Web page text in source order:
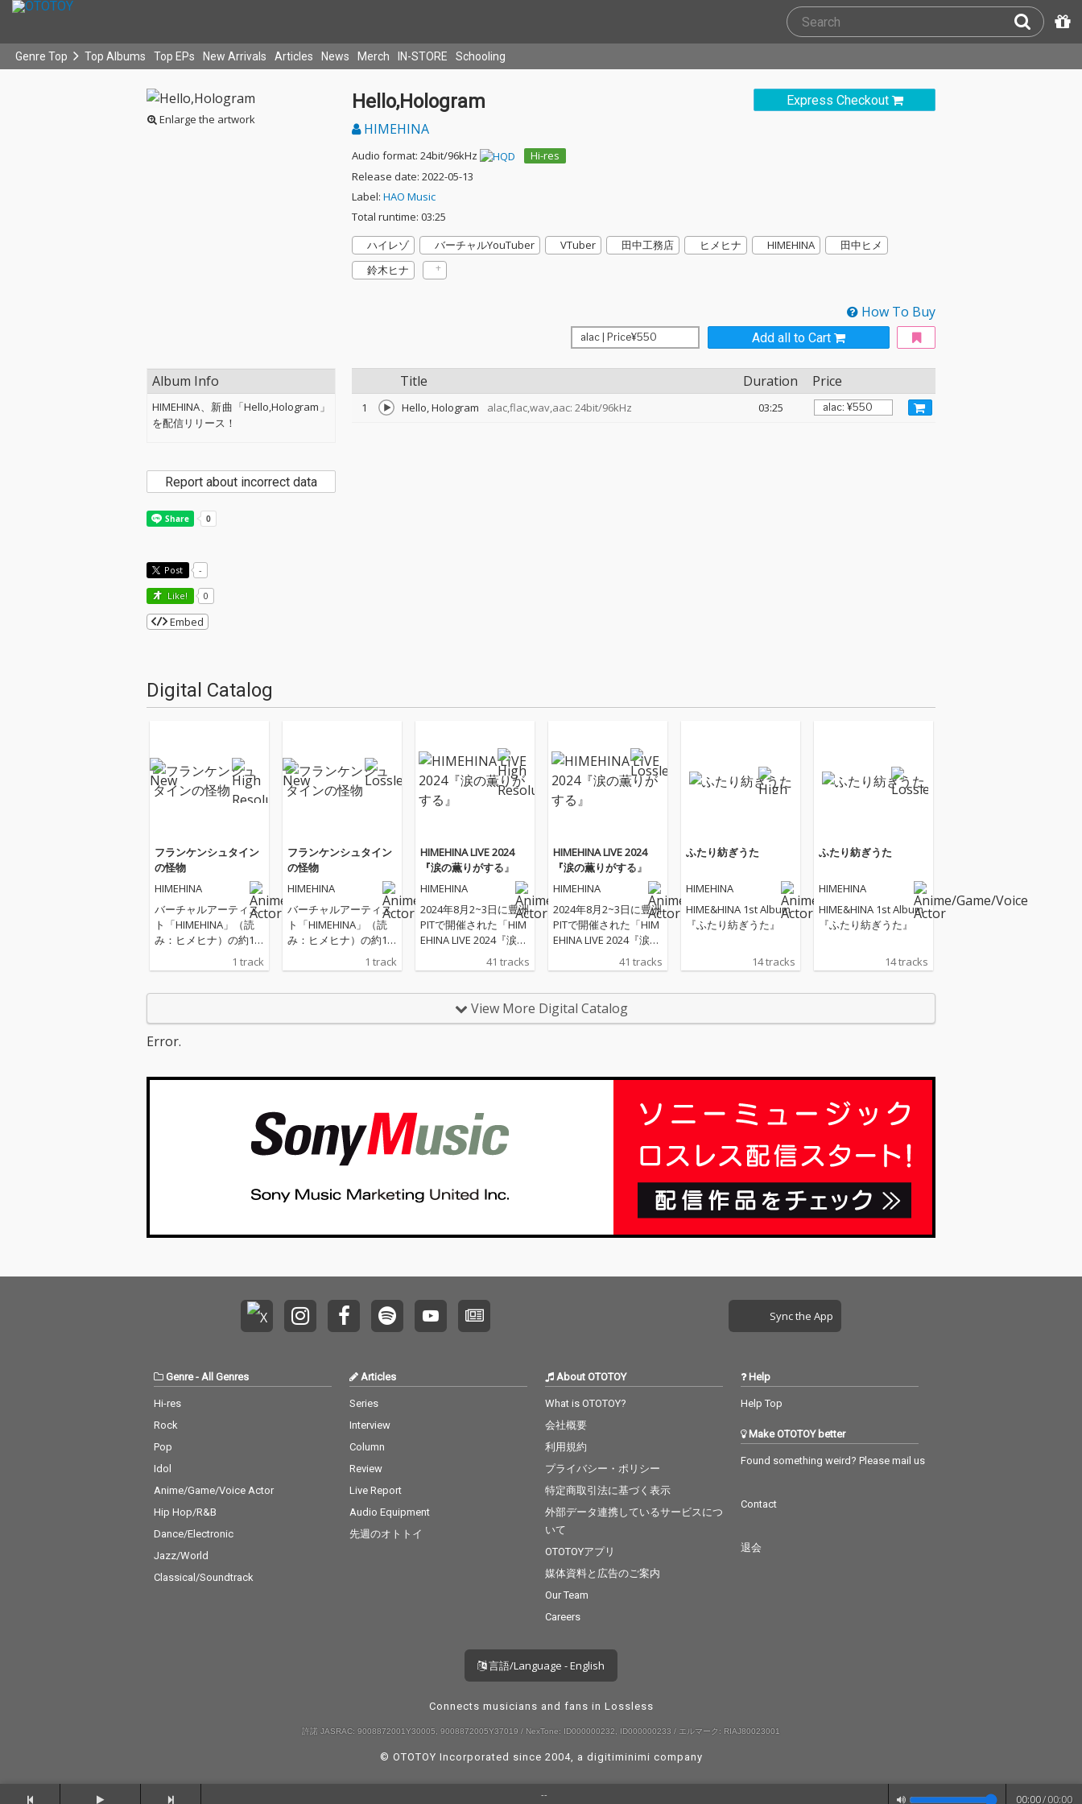
Genre Top Top Albums Top EPs New Arrivals Articles News Merch IN-STORE Schooling
Enlarge the artwork
Express Checkout
Hello,Hologram
HIMEHINA
Audio format: 24bit/96kHz
Hi-res
Release date: 2022-05-13
Label: HAO Music
Total runtime: 03:25
ハイレゾ
バーチャルYouTuber VTuber 田中工務店 ヒメヒナ HIMEHINA
田中ヒメ
鈴木ヒナ
How To Buy
Add all to Cart
Title Duration Price
1 Hello, Hologram alac,flac,wav,aac: 24bit/96kHz 03:25
Album Info
HIMEHINA、新曲「Hello,Hologram」
を配信リリース！
Report about incorrect data
Post -
Like! 0
Embed
Digital Catalog
フランケンシュタイン
の怪物
HIMEHINA
バーチャルアーティス
ト「HIMEHINA」（読
み：ヒメヒナ）の約1
年ぶりとなる新曲『フ
ランケンシュタインの
て、可愛らしい怪物た
感あふれるダンストラ
と、オペラを思わせる
美しいコーラスが重な
り合い、疾走感と中毒
ルの姿で生きるHIMEHI
ュタインの怪物」とい
す。不完全さや孤独を
な、甘くも苦い祝祭の
楽曲。作詞・音楽プロ
デュースは、『愛包ダ
め、HIMEHINAの数々
の名曲を生み出してき
1 track
フランケンシュタイン
の怪物
HIMEHINA
バーチャルアーティス
ト「HIMEHINA」（読
み：ヒメヒナ）の約1
年ぶりとなる新曲『フ
ランケンシュタインの
感あふれるダンストラ
と、オペラを思わせる
美しいコーラスが重な
り合い、疾走感と中毒
性に満ちた楽曲に仕上
ルの姿で生きるHIMEHI
ュタインの怪物」とい
す。不完全さや孤独を
抱えながらも生きるこ
な、甘くも苦い祝祭の
楽曲。作詞・音楽プロ
デュースは、『愛包ダ
め、HIMEHINAの数々
の名曲を生み出してき
1 track
HIMEHINA LIVE 2024
『涙の薫りがする』
HIMEHINA
2024年8月2~3日に豊洲
PITで開催された「HIM
EHINA LIVE 2024『涙の
薫りがする』」ライブ
音源が配信スタート
41 tracks
HIMEHINA LIVE 2024
『涙の薫りがする』
HIMEHINA
2024年8月2~3日に豊洲
PITで開催された「HIM
EHINA LIVE 2024『涙の
薫りがする』」ライブ
音源が配信スタート
41 tracks
ふたり紡ぎうた
HIMEHINA
HIME&HINA 1st Album
『ふたり紡ぎうた』
14 tracks
ふたり紡ぎうた
HIMEHINA
HIME&HINA 1st Album
『ふたり紡ぎうた』
14 tracks
View More Digital Catalog
Error.
Sync the App
Genre- All Genres
Hi-res
Rock
Pop
Idol
Anime/Game/Voice Actor
Hip Hop/R&B
Dance/Electronic
Jazz/World
Classical/Soundtrack
Articles
Series
Interview
Column
Review
Live Report
Audio Equipment
先週のオトトイ
About OTOTOY
What is OTOTOY?
会社概要
利用規約
プライバシー・ポリシー
特定商取引法に基づく表示
外部データ連携しているサービスにつ
いて
OTOTOYアプリ
媒体資料と広告のご案内
Our Team
Careers
Help
Help Top
Make OTOTOY better
Found something weird? Please mail us
Contact
退会
言語/Language - English
Connects musicians and fans in Lossless
許諾 JASRAC: 9008872001Y30005, 9008872005Y37019 / NexTone: ID000000232, ID000000233 / エルマーク: RIAJ80023001
© OTOTOY Incorporated since 2004, a digitiminimi company
-- 00:00/00:00